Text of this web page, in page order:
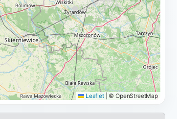
Leaflet © OpenStreetMap